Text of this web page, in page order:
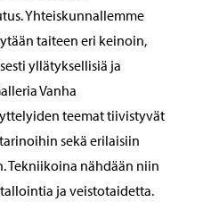
Yhteiskunnallemme
taiteen eri keinoin,
yllätyksellisiä ja
Vanha
teemat tiivistyvät
sekä erilaisiin
Tekniikoina nähdään niin
ja veistotaidetta.